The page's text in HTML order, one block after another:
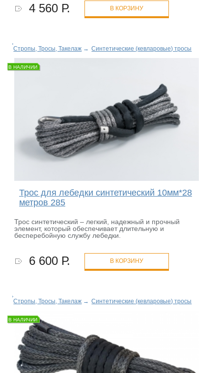
4 560 Р. В КОРЗИНУ
Стропы, Тросы, Такелаж → Синтетические (кевларовые) тросы
В НАЛИЧИИ
Трос для лебедки синтетический 10мм*28
метров 285
Трос синтетический – легкий, надежный и прочный
элемент, который обеспечивает длительную и
бесперебойную службу лебедки.
6 600 Р. В КОРЗИНУ
Стропы, Тросы, Такелаж → Синтетические (кевларовые) тросы
В НАЛИЧИИ